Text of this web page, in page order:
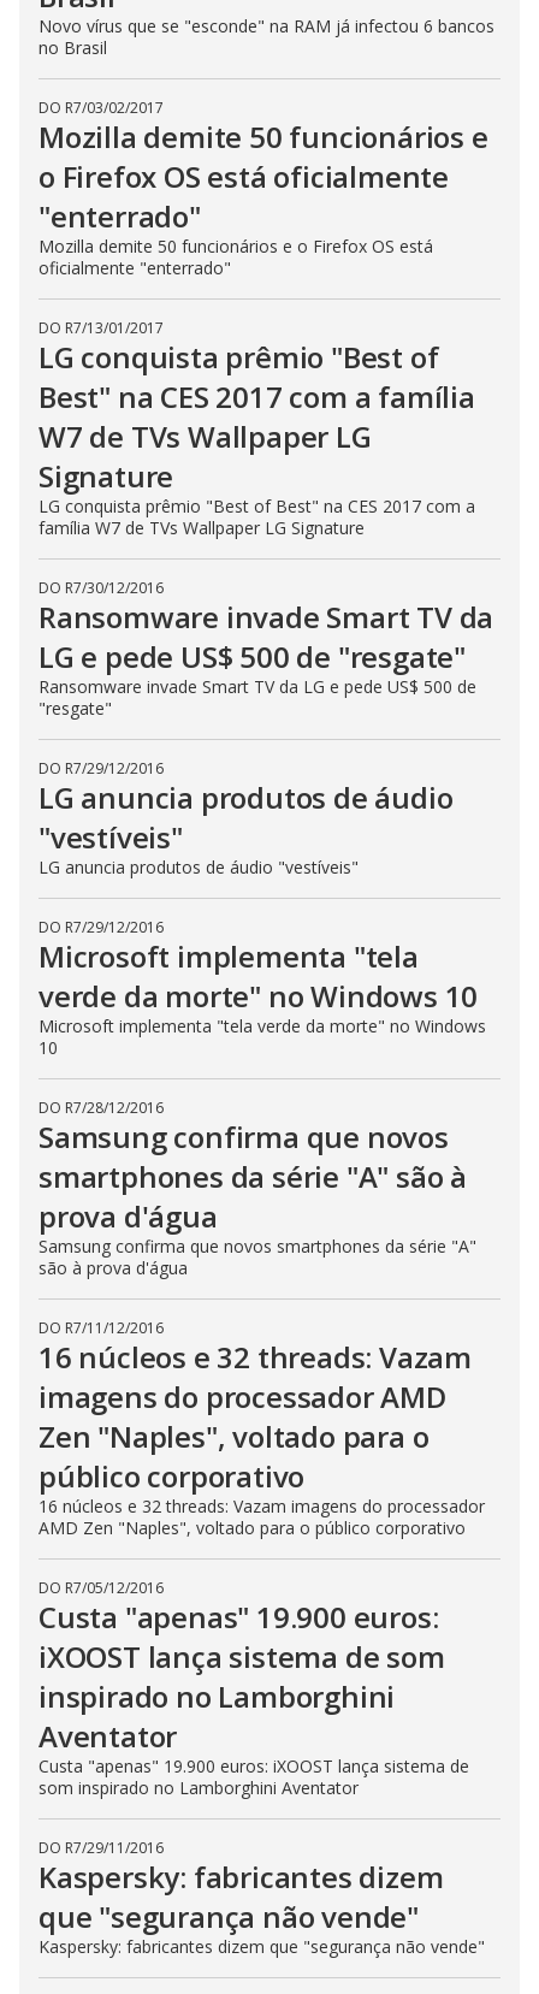
Novo vírus que se "esconde" na RAM já infectou 6 bancos
no Brasil
DO R7/03/02/2017
Mozilla demite 50 funcionários e
o Firefox OS está oficialmente
"enterrado"
Mozilla demite 50 funcionários e o Firefox OS está
oficialmente "enterrado"
DO R7/13/01/2017
LG conquista prêmio "Best of
Best" na CES 2017 com a família
W7 de TVs Wallpaper LG
Signature
LG conquista prêmio "Best of Best" na CES 2017 com a
família W7 de TVs Wallpaper LG Signature
DO R7/30/12/2016
Ransomware invade Smart TV da
LG e pede US$ 500 de "resgate"
Ransomware invade Smart TV da LG e pede US$ 500 de
"resgate"
DO R7/29/12/2016
LG anuncia produtos de áudio
"vestíveis"
LG anuncia produtos de áudio "vestíveis"
DO R7/29/12/2016
Microsoft implementa "tela
verde da morte" no Windows 10
Microsoft implementa "tela verde da morte" no Windows
10
DO R7/28/12/2016
Samsung confirma que novos
smartphones da série "A" são à
prova d'água
Samsung confirma que novos smartphones da série "A"
são à prova d'água
DO R7/11/12/2016
16 núcleos e 32 threads: Vazam
imagens do processador AMD
Zen "Naples", voltado para o
público corporativo
16 núcleos e 32 threads: Vazam imagens do processador
AMD Zen "Naples", voltado para o público corporativo
DO R7/05/12/2016
Custa "apenas" 19.900 euros:
iXOOST lança sistema de som
inspirado no Lamborghini
Aventator
Custa "apenas" 19.900 euros: iXOOST lança sistema de
som inspirado no Lamborghini Aventator
DO R7/29/11/2016
Kaspersky: fabricantes dizem
que "segurança não vende"
Kaspersky: fabricantes dizem que "segurança não vende"